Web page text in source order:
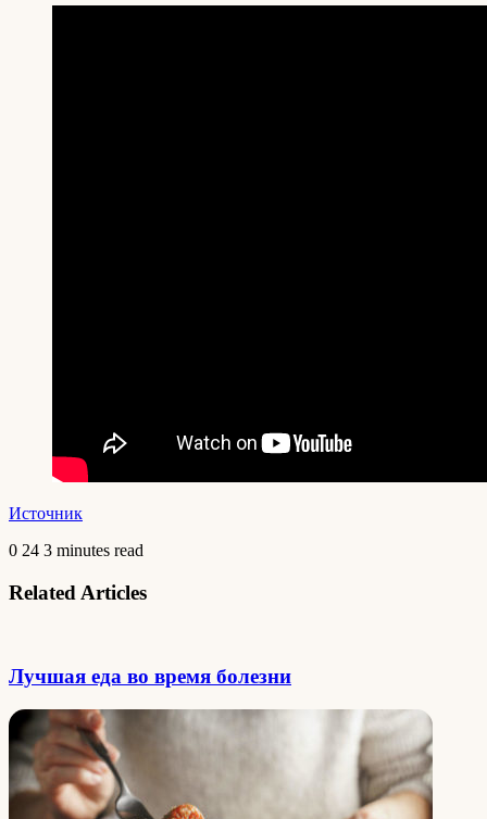
Источник
0 24 3 minutes read
Related Articles
Лучшая еда во время болезни